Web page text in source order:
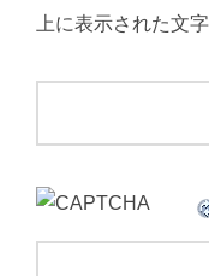
上に表示された文